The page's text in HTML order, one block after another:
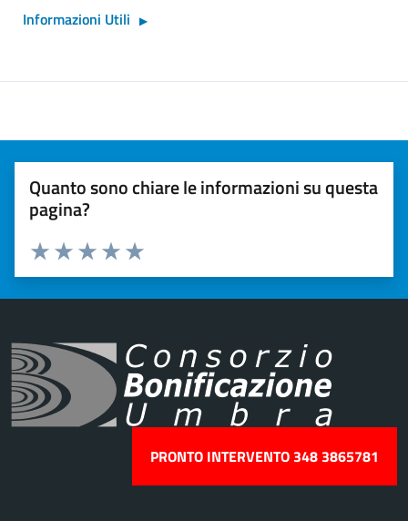
Informazioni Utili
Quanto sono chiare le informazioni su questa
pagina?
Valuta 5 stelle su 5
Valuta 4 stelle su 5
Valuta 3 stelle su 5
Valuta 2 stelle su 5
Valuta 1 stelle su 5
PRONTO INTERVENTO 348 3865781